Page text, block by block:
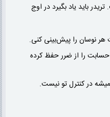
باید یاد بگیرد در اوج
هر نوسان را پیش‌بینی کنی.
حسابت را از ضرر حفظ کرده
در کنترل تو نیست.